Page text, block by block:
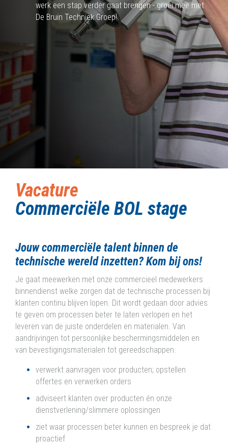
werk een stap verder gaat brengen - groei mee met
De Bruin Techniek Groep!
Vacature
Commerciële BOL stage
Jouw commerciële talent binnen de
technische wereld inzetten? Kom bij ons!
Je gaat meewerken met onze commercieel medewerkers
binnendienst welke zorgen dat de technische processen bij
klanten continu blijven lopen. Dit wordt gedaan door advies
te geven om processen beter te laten verlopen en het
leveren van de juiste onderdelen en materialen. Van
aandrijvingen tot persoonlijke beschermingsmiddelen en
van bevestigingsmaterialen tot gereedschappen.
verwerkt aanvragen voor producten; opstellen
offertes en verwerken orders
adviseert klanten over producten én onze
dienstverlening/slimmere oplossingen
ziet waar processen beter kunnen en bespreek je dat
proactief